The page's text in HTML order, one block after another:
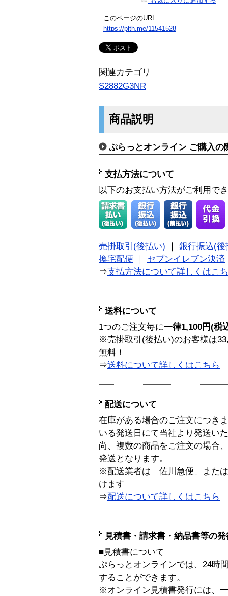
このページのURL
https://plth.me/11541528
関連カテゴリ
S2882G3NR
商品説明
ぷらっとオンライン ご購入の
支払方法について
以下のお支払い方法がご利用で
売掛取引(後払い)
銀行振込(後
換宅配便
セブンイレブン決済
⇒支払方法について詳しくはこ
送料について
1つのご注文毎に一律1,100円(税
※売掛取引(後払い)のお客様は
無料！
⇒送料について詳しくはこちら
配送について
在庫がある場合のご注文につき
いる発送日にて当社より発送い
尚、複数の商品をご注文の場合
発送となります。
※配送業者は「佐川急便」また
けます
⇒配送について詳しくはこちら
見積書・請求書・納品書等の
■見積書について
ぷらっとオンラインでは、24時
することができます。
※オンライン見積書発行には、